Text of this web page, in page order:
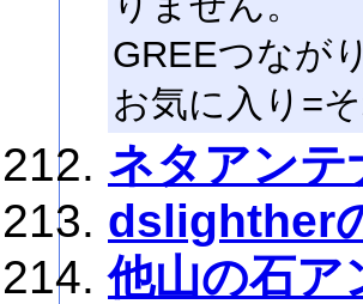
GREEつなが
お気に入り=
ネタアンテ
dslighther
他山の石ア